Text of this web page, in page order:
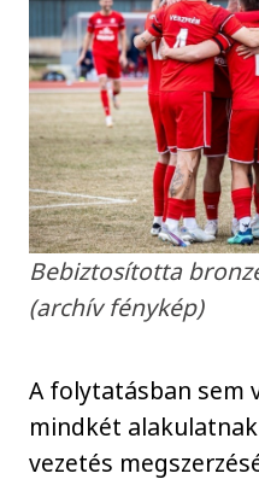
Bebiztosította
(archív fénykép)
A folytatásban sem
mindkét
vezetés